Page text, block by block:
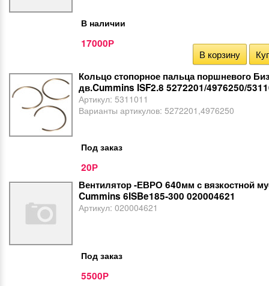
В наличии
17000Р
В корзину
Кольцо стопорное пальца поршневого
дв.Cummins ISF2.8 5272201/4976250/
Артикул: 5311011
Варианты артикулов: 5272201,4976250
Под заказ
20Р
Вентилятор -ЕВРО 640мм с вязкостной
Cummins 6ISBe185-300 020004621
Артикул: 020004621
Под заказ
5500Р